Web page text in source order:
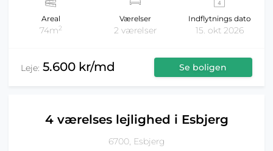
Areal
74m2
Værelser
2 værelser
Indflytnings dato
15. okt 2026
Leje: 5.600 kr/md Se boligen
4 værelses lejlighed i Esbjerg
6700, Esbjerg